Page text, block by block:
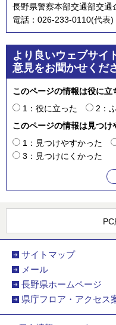
長野県警察本部交通部交通
電話：026-233-0110(代表)
より良いウェブサイ
意見をお聞かせくだ
このページの情報は役に立
1：役に立った
2：
このページの情報は見つけ
1：見つけやすかった
3：見つけにくかった
サイトマップ
メール
長野県ホームページ
県庁フロア・アクセス